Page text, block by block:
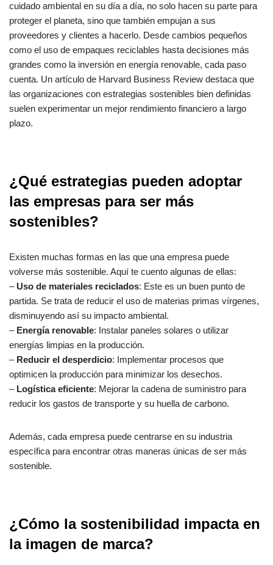
cuidado ambiental en su día a día, no solo hacen su parte para
proteger el planeta, sino que también empujan a sus
proveedores y clientes a hacerlo. Desde cambios pequeños
como el uso de empaques reciclables hasta decisiones más
grandes como la inversión en energía renovable, cada paso
cuenta. Un artículo de Harvard Business Review destaca que
las organizaciones con estrategias sostenibles bien definidas
suelen experimentar un mejor rendimiento financiero a largo
plazo.
¿Qué estrategias pueden adoptar
las empresas para ser más
sostenibles?
Existen muchas formas en las que una empresa puede
volverse más sostenible. Aquí te cuento algunas de ellas:
– Uso de materiales reciclados: Este es un buen punto de
partida. Se trata de reducir el uso de materias primas vírgenes,
disminuyendo así su impacto ambiental.
– Energía renovable: Instalar paneles solares o utilizar
energías limpias en la producción.
– Reducir el desperdicio: Implementar procesos que
optimicen la producción para minimizar los desechos.
– Logística eficiente: Mejorar la cadena de suministro para
reducir los gastos de transporte y su huella de carbono.
Además, cada empresa puede centrarse en su industria
específica para encontrar otras maneras únicas de ser más
sostenible.
¿Cómo la sostenibilidad impacta en
la imagen de marca?